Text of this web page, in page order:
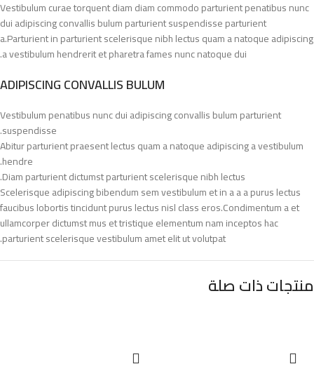
Vestibulum curae torquent diam diam commodo parturient penatibus nunc
dui adipiscing convallis bulum parturient suspendisse parturient
a.Parturient in parturient scelerisque nibh lectus quam a natoque adipiscing
a vestibulum hendrerit et pharetra fames nunc natoque dui.
ADIPISCING CONVALLIS BULUM
Vestibulum penatibus nunc dui adipiscing convallis bulum parturient
suspendisse.
Abitur parturient praesent lectus quam a natoque adipiscing a vestibulum
hendre.
Diam parturient dictumst parturient scelerisque nibh lectus.
Scelerisque adipiscing bibendum sem vestibulum et in a a a purus lectus
faucibus lobortis tincidunt purus lectus nisl class eros.Condimentum a et
ullamcorper dictumst mus et tristique elementum nam inceptos hac
parturient scelerisque vestibulum amet elit ut volutpat.
منتجات ذات صلة